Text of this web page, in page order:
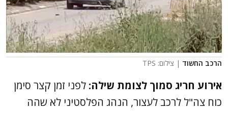
הרכב החשוד | צילום: TPS
אירוע חריג סמוך לצומת שילה: לפני זמן קצר סימן
כוח צה"ל לרכב לעצור, הנהג הפלסטיני לא שהה